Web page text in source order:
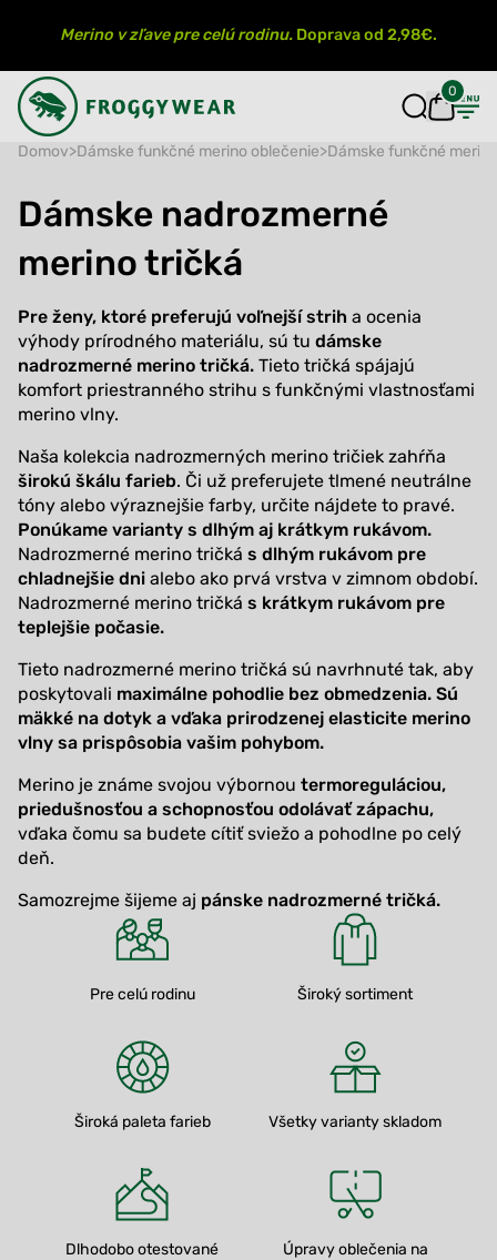
Merino v zľave pre celú rodinu. Doprava od 2,98€.
0
Domov>Dámske funkčné merino oblečenie>Dámske funkčné
Dámske nadrozmerné
merino tričká
Pre ženy, ktoré preferujú voľnejší strih a ocenia
výhody prírodného materiálu, sú tu dámske
nadrozmerné merino tričká. Tieto tričká spájajú
komfort priestranného strihu s funkčnými vlastnosťami
merino vlny.
Naša kolekcia nadrozmerných merino tričiek zahŕňa
širokú škálu farieb. Či už preferujete tlmené neutrálne
tóny alebo výraznejšie farby, určite nájdete to pravé.
Ponúkame varianty s dlhým aj krátkym rukávom.
Nadrozmerné merino tričká s dlhým rukávom pre
chladnejšie dni alebo ako prvá vrstva v zimnom období.
Nadrozmerné merino tričká s krátkym rukávom pre
teplejšie počasie.
Tieto nadrozmerné merino tričká sú navrhnuté tak, aby
poskytovali maximálne pohodlie bez obmedzenia. Sú
mäkké na dotyk a vďaka prirodzenej elasticite merino
vlny sa prispôsobia vašim pohybom.
Merino je známe svojou výbornou termoreguláciou,
priedušnosťou a schopnosťou odolávať zápachu,
vďaka čomu sa budete cítiť sviežo a pohodlne po celý
deň.
Samozrejme šijeme aj pánske nadrozmerné tričká.
Pre celú rodinu Široký sortiment
Široká paleta farieb Všetky varianty skladom
Dlhodobo otestované
Úpravy oblečenia na